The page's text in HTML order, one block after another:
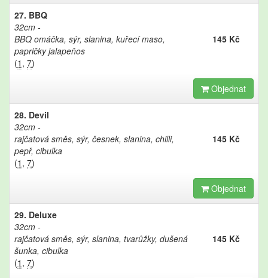
27. BBQ
32cm
BBQ omáčka, sýr, slanina, kuřecí maso,
papričky jalapeňos
(1 , 7)
145 Kč
Objednat
28. Devil
32cm
rajčatová směs, sýr, česnek, slanina, chilli,
pepř, cibulka
(1 , 7)
145 Kč
Objednat
29. Deluxe
32cm
rajčatová směs, sýr, slanina, tvarůžky, dušená
šunka, cibulka
(1 , 7)
145 Kč